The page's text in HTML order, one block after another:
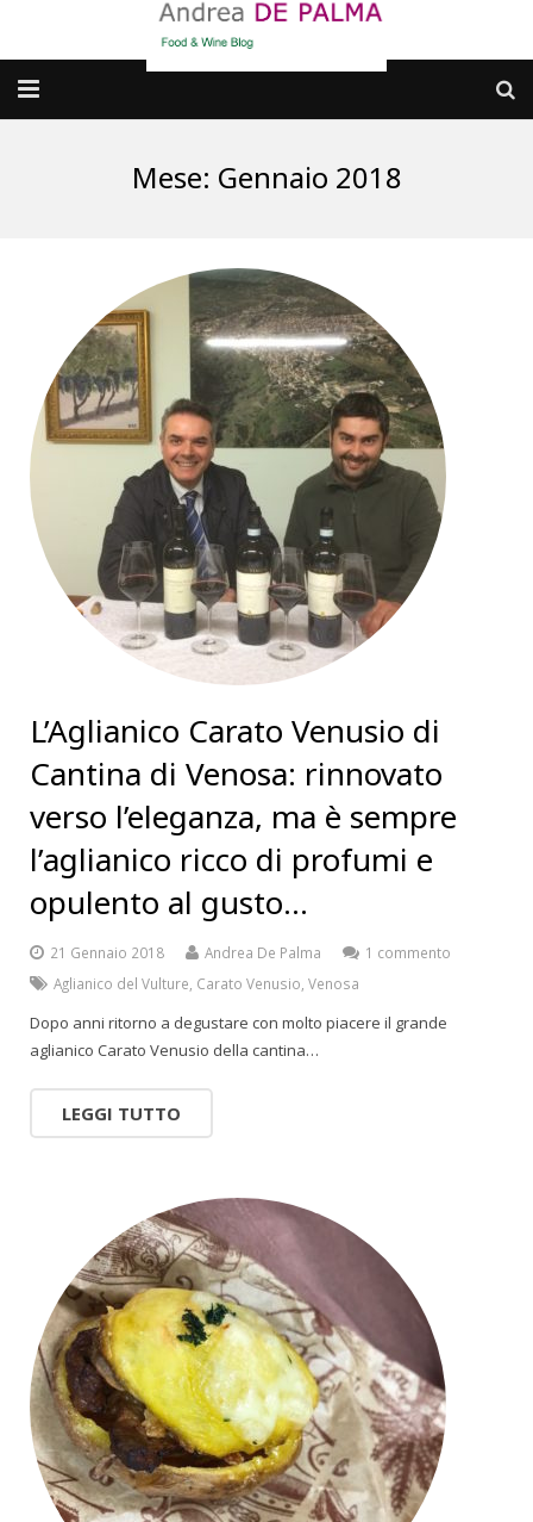
dove MANGIARE
cosa CUCINARE
dove ANDARE
Punti di vista e approfondimenti
Contatti
Mese: Gennaio 2018
L’Aglianico Carato Venusio di
Cantina di Venosa: rinnovato
verso l’eleganza, ma è sempre
l’aglianico ricco di profumi e
opulento al gusto…
21 Gennaio 2018 Andrea De Palma
1 commento
Aglianico del Vulture Carato Venusio Venosa
Dopo anni ritorno a degustare con molto piacere il grande
aglianico Carato Venusio della cantina…
LEGGI TUTTO